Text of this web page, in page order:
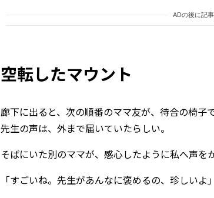
ADの後に記
空転したマウント
廊下に出ると、次の順番のママ友が、待合の椅子
先生の声は、外まで届いていたらしい。
そばにいた別のママが、感心したように私へ声を
「すごいね。先生があんなに褒めるの、珍しいよ」